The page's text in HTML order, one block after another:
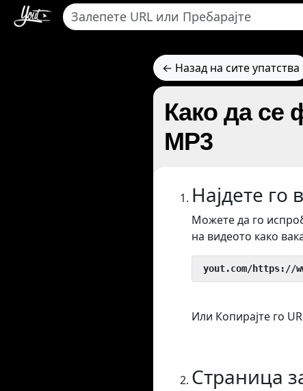
← Назад на сите упатства
Како да се
MP3
Најдете го
Можете да го
на видеото како
yout.com/https://
Или Копирајте го
Страница